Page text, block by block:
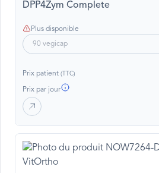
DPP4Zym Complete
Plus disponible
90 vegicap
Prix patient (TTC)
Prix par jour